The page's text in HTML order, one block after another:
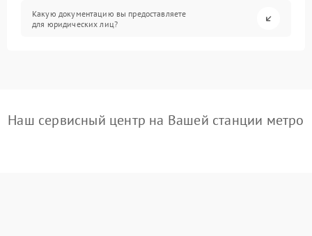
Какую документацию вы предоставляете
для юридических лиц?
Наш сервисный центр на Вашей станции метро